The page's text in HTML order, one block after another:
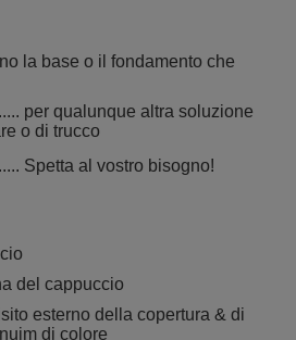
la base o il fondamento che
per qualunque altra soluzione
o di trucco
Spetta al vostro bisogno!
del cappuccio
esterno della copertura & di
di colore